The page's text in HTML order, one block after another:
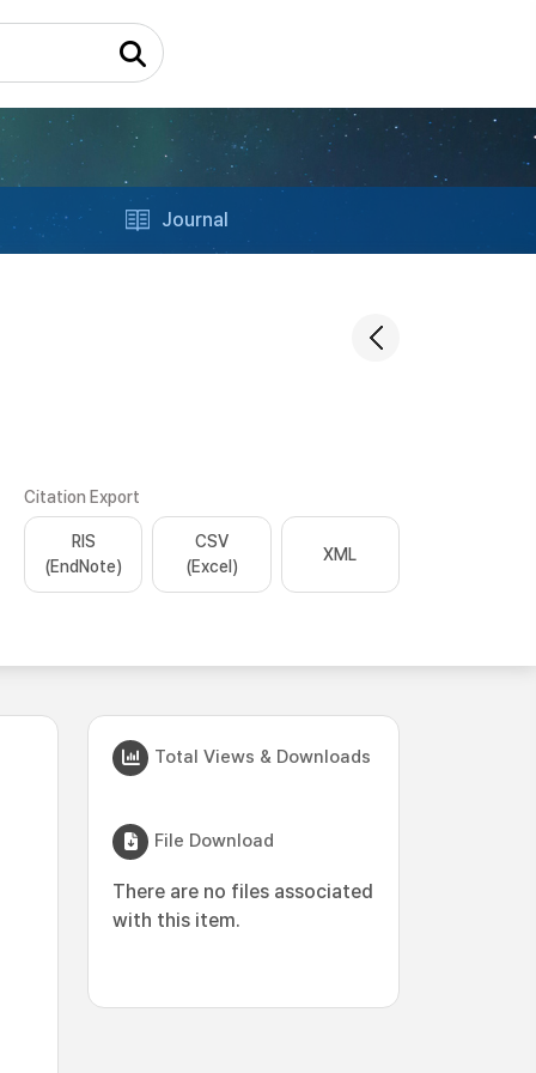
Journal
Citation Export
RIS
(EndNote)
CSV
(Excel)
XML
Total Views & Downloads
File Download
There are no files associated
with this item.